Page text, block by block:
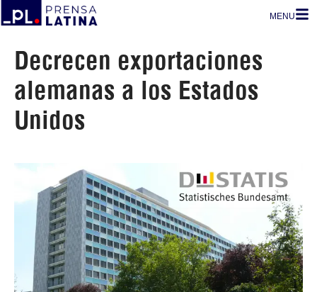
MENU
Decrecen exportaciones
alemanas a los Estados
Unidos